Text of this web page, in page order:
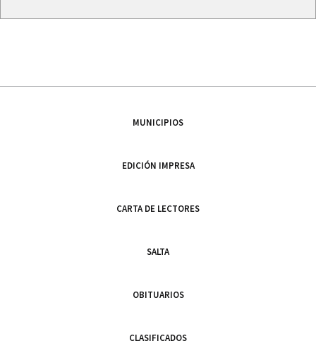
MUNICIPIOS
EDICIÓN IMPRESA
CARTA DE LECTORES
SALTA
OBITUARIOS
CLASIFICADOS